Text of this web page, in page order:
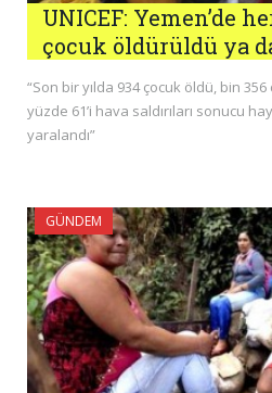
UNICEF: Yemen’de
çocuk öldürüldü ya
“Son bir yılda 934 çocuk öldü, bin
yüzde 61’i hava saldırıları sonucu
yaralandı”
GÜNDEM